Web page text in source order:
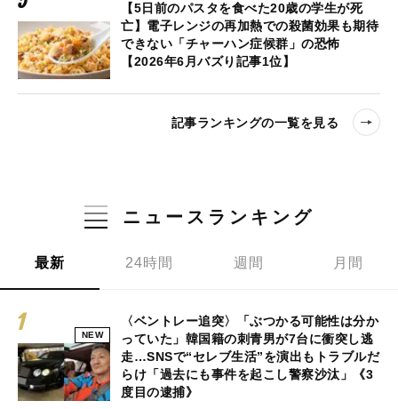
【5日前のパスタを食べた20歳の学生が死
亡】電子レンジの再加熱での殺菌効果も期待
できない「チャーハン症候群」の恐怖
【2026年6月バズり記事1位】
記事ランキングの一覧を見る
ニュースランキング
最新 24時間 週間 月間
NEW
〈ベントレー追突〉「ぶつかる可能性は分か
っていた」韓国籍の刺青男が7台に衝突し逃
走…SNSで“セレブ生活”を演出もトラブルだ
らけ「過去にも事件を起こし警察沙汰」《3
度目の逮捕》